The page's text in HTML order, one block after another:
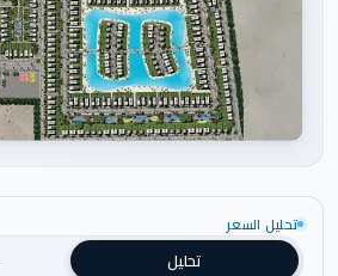
تحليل السعر
تحليل